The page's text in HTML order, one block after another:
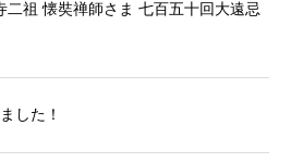
祖 懐奘禅師さま 七百五十回大遠忌
した！